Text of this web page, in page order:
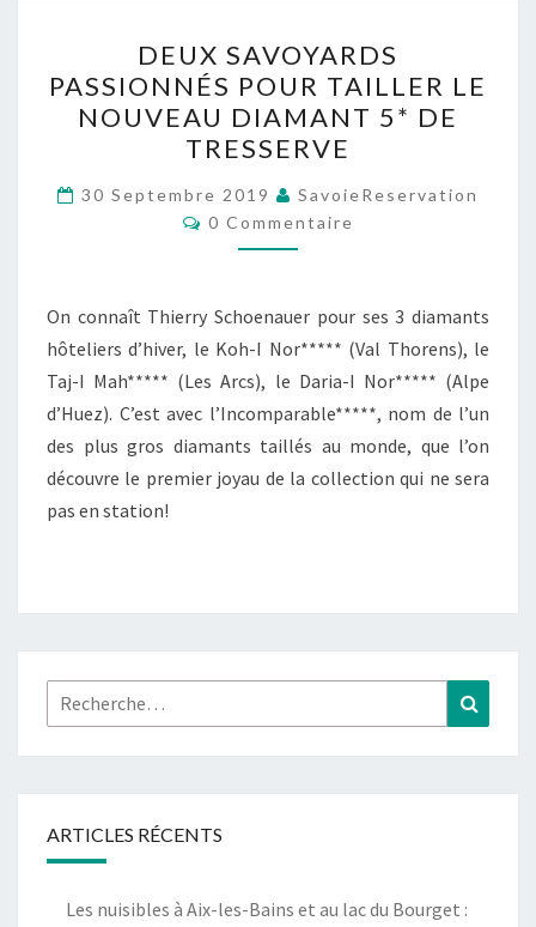
SAVOYARDS
PASSIONNÉS
POUR
TAILLER
LE
NOUVEAU
DIAMANT
DE
TRESSERVE
DEUX SAVOYARDS
PASSIONNÉS POUR TAILLER LE
NOUVEAU DIAMANT 5* DE
TRESSERVE
30 Septembre 2019
SavoieReservation
Commentaires
0 Commentaire
On connaît Thierry Schoenauer pour ses 3 diamants
hôteliers d’hiver, le Koh-I Nor***** (Val Thorens), le
Taj-I Mah***** (Les Arcs), le Daria-I Nor***** (Alpe
d’Huez). C’est avec l’Incomparable*****, nom de l’un
des plus gros diamants taillés au monde, que l’on
découvre le premier joyau de la collection qui ne sera
pas en station!
Rechercher :
ARTICLES RÉCENTS
Les nuisibles à Aix-les-Bains et au lac du Bourget :